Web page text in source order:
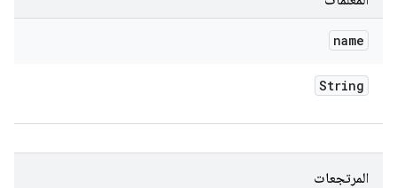
name
String
المرتجعات